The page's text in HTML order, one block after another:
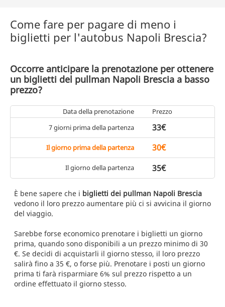
Come fare per pagare di meno i
biglietti per l'autobus Napoli Brescia?
Occorre anticipare la prenotazione per ottenere
un biglietti del pullman Napoli Brescia a basso
prezzo?
Data della prenotazione
Prezzo
7 giorni prima della partenza
33€
Il giorno prima della partenza 30€
Il giorno della partenza 35€
È bene sapere che i biglietti dei pullman Napoli Brescia
vedono il loro prezzo aumentare più ci si avvicina il giorno
del viaggio.
Sarebbe forse economico prenotare i biglietti un giorno
prima, quando sono disponibili a un prezzo minimo di 30
€. Se decidi di acquistarli il giorno stesso, il loro prezzo
salirà fino a 35 €, o forse più. Prenotare i posti un giorno
prima ti farà risparmiare 6% sul prezzo rispetto a un
ordine effettuato il giorno stesso.